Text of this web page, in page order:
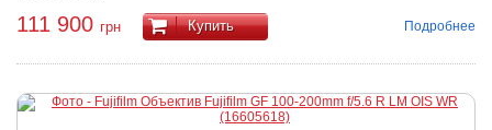
111 900 грн Купить Подробнее